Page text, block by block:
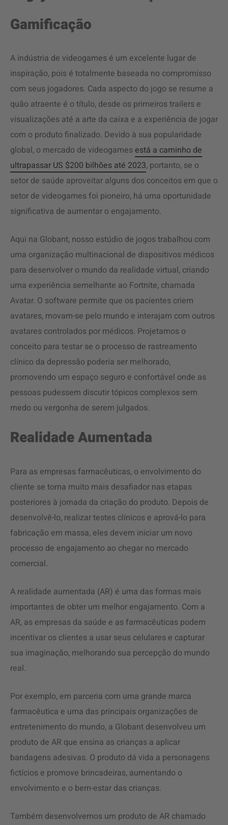
Gamificação
A indústria de videogames é um excelente lugar de
inspiração, pois é totalmente baseada no compromisso
com seus jogadores. Cada aspecto do jogo se resume a
quão atraente é o título, desde os primeiros trailers e
visualizações até a arte da caixa e a experiência de jogar
com o produto finalizado. Devido à sua popularidade
global, o mercado de videogames está a caminho de
ultrapassar US $200 bilhões até 2023, portanto, se o
setor de saúde aproveitar alguns dos conceitos em que o
setor de videogames foi pioneiro, há uma oportunidade
significativa de aumentar o engajamento.
Aqui na Globant, nosso estúdio de jogos trabalhou com
uma organização multinacional de dispositivos médicos
para desenvolver o mundo da realidade virtual, criando
uma experiência semelhante ao Fortnite, chamada
Avatar. O software permite que os pacientes criem
avatares, movam-se pelo mundo e interajam com outros
avatares controlados por médicos. Projetamos o
conceito para testar se o processo de rastreamento
clínico da depressão poderia ser melhorado,
promovendo um espaço seguro e confortável onde as
pessoas pudessem discutir tópicos complexos sem
medo ou vergonha de serem julgados.
Realidade Aumentada
Para as empresas farmacêuticas, o envolvimento do
cliente se torna muito mais desafiador nas etapas
posteriores à jornada da criação do produto. Depois de
desenvolvê-lo, realizar testes clínicos e aprová-lo para
fabricação em massa, eles devem iniciar um novo
processo de engajamento ao chegar no mercado
comercial.
A realidade aumentada (AR) é uma das formas mais
importantes de obter um melhor engajamento. Com a
AR, as empresas da saúde e as farmacêuticas podem
incentivar os clientes a usar seus celulares e capturar
sua imaginação, melhorando sua percepção do mundo
real.
Por exemplo, em parceria com uma grande marca
farmacêutica e uma das principais organizações de
entretenimento do mundo, a Globant desenvolveu um
produto de AR que ensina as crianças a aplicar
bandagens adesivas. O produto dá vida a personagens
fictícios e promove brincadeiras, aumentando o
envolvimento e o bem-estar das crianças.
Também desenvolvemos um produto de AR chamado